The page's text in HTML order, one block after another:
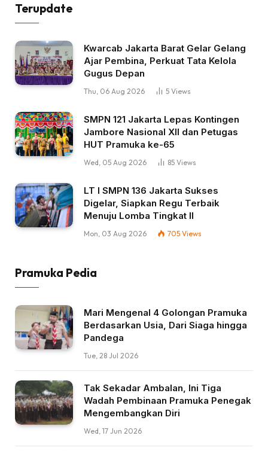
Terupdate
Kwarcab Jakarta Barat Gelar Gelang
Ajar Pembina, Perkuat Tata Kelola
Gugus Depan
Thu, 06 Aug 2026 5 Views
SMPN 121 Jakarta Lepas Kontingen
Jambore Nasional XII dan Petugas
HUT Pramuka ke-65
Wed, 05 Aug 2026 85 Views
LT I SMPN 136 Jakarta Sukses
Digelar, Siapkan Regu Terbaik
Menuju Lomba Tingkat II
Mon, 03 Aug 2026 705 Views
Pramuka Pedia
Mari Mengenal 4 Golongan Pramuka
Berdasarkan Usia, Dari Siaga hingga
Pandega
Tue, 28 Jul 2026
Tak Sekadar Ambalan, Ini Tiga
Wadah Pembinaan Pramuka Penegak
Mengembangkan Diri
Wed, 17 Jun 2026